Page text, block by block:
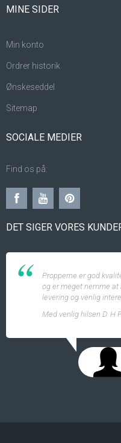
MINE SIDER
Min konto
Ordrer historik
Ønskeseddel
Sitemap
SOCIALE MEDIER
Find os på:
DET SIGER VORES
Propperne er god
og er meget nemme
levering og venlig
Med venlig hilsen D. H